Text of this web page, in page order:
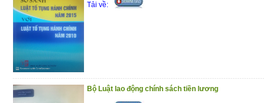
Tải về:
Bộ Luật lao động chính sách tiền lương